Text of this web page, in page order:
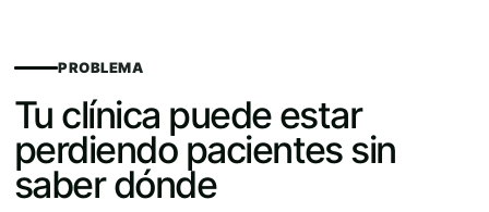
PROBLEMA
Tu clínica puede estar
perdiendo pacientes sin
saber dónde